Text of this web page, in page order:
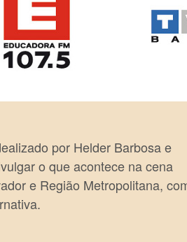
por Helder Barbosa e
o que acontece na cena
e Região Metropolitana,